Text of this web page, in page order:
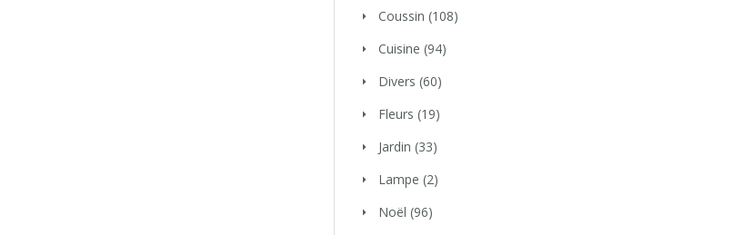
Coussin (108)
Cuisine (94)
Divers (60)
Fleurs (19)
Jardin (33)
Lampe (2)
Noël (96)